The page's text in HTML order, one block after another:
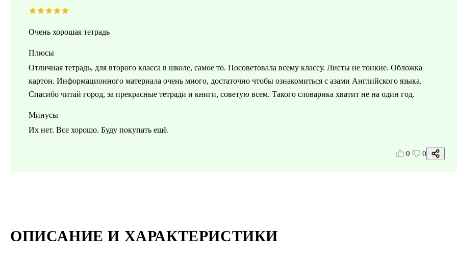
ОПИСАНИЕ И ХАРАКТЕРИСТИКИ
Очень хорошая тетрадь
Плюсы
Отличная тетрадь, для второго класса в школе, самое то. Посоветовала всему классу. Листы не тонкие. Обложка
картон. Информационного материала очень много, достаточно чтобы ознакомиться с азами Английского языка.
Спасибо читай город, за прекрасные тетради и книги, советую всем. Такого словарика хватит не на один год.
Минусы
Их нет. Все хорошо. Буду покупать ещё.
0 0